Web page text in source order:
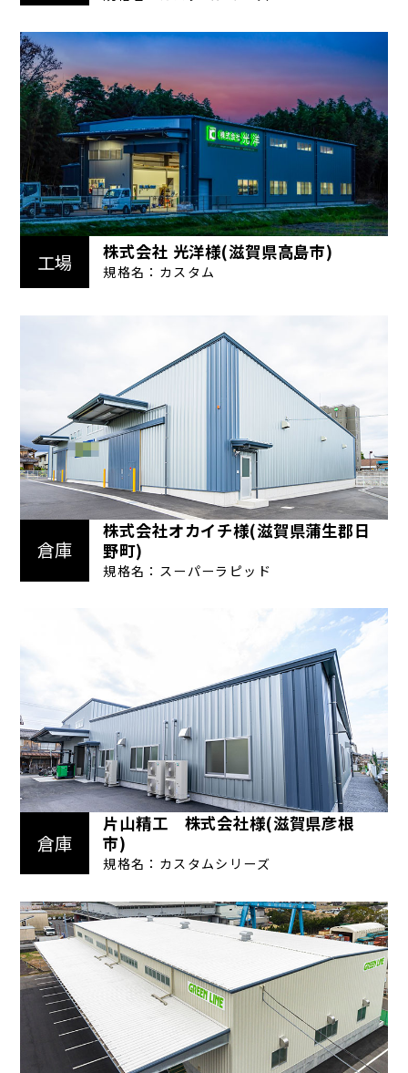
工場 株式会社 光洋様(滋賀県高島市)
規格名：カスタム
倉庫
株式会社オカイチ様(滋賀県蒲生郡日
野町)
規格名：スーパーラピッド
倉庫
片山精工 株式会社様(滋賀県彦根
市)
規格名：カスタムシリーズ